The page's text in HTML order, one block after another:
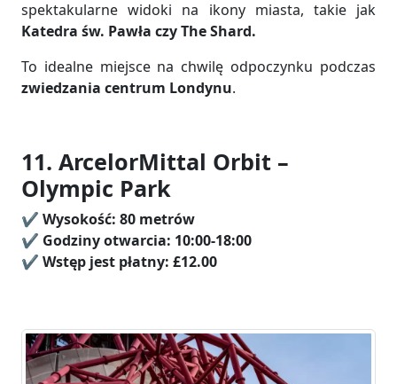
spektakularne widoki na ikony miasta, takie jak
Katedra św. Pawła czy The Shard.
To idealne miejsce na chwilę odpoczynku podczas
zwiedzania centrum Londynu.
11. ArcelorMittal Orbit –
Olympic Park
✔️ Wysokość: 80 metrów
✔️ Godziny otwarcia: 10:00-18:00
✔️ Wstęp jest płatny: £12.00